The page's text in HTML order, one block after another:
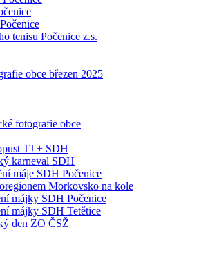
tenisu Počenice z.s.
obce březen 2025
fotografie obce
TJ + SDH
karneval SDH
máje SDH Počenice
Morkovsko na kole
májky SDH Počenice
májky SDH Tetětice
den ZO ČSŽ